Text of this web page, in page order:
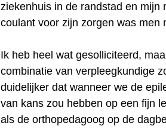
ziekenhuis in de randstad en mijn
coulant voor zijn zorgen was men
Ik heb heel wat gesolliciteerd,
combinatie van verpleegkundige
duidelijker dat wanneer we de
van kans zou hebben op een fijn
als de orthopedagoog op de